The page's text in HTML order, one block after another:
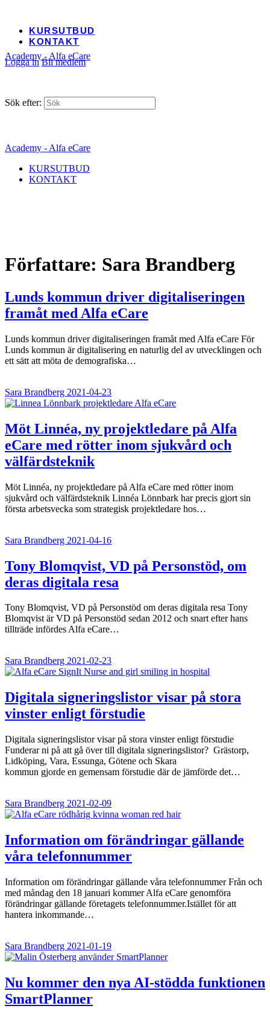
KURSUTBUD
KONTAKT
Logga in Bli medlem
Academy - Alfa eCare
Sök efter:
Academy - Alfa eCare
KURSUTBUD
KONTAKT
Författare: Sara Brandberg
Lunds kommun driver digitaliseringen
framåt med Alfa eCare
Lunds kommun driver digitaliseringen framåt med Alfa eCare För
Lunds kommun är digitalisering en naturlig del av utvecklingen och
ett sätt att möta de demografiska…
Sara Brandberg 2021-04-23
Möt Linnéa, ny projektledare på Alfa
eCare med rötter inom sjukvård och
välfärdsteknik
Möt Linnéa, ny projektledare på Alfa eCare med rötter inom
sjukvård och välfärdsteknik Linnéa Lönnbark har precis gjort sin
första arbetsvecka som strategisk projektledare hos…
Sara Brandberg 2021-04-16
Tony Blomqvist, VD på Personstöd, om
deras digitala resa
Tony Blomqvist, VD på Personstöd om deras digitala resa Tony
Blomqvist är VD på Personstöd sedan 2012 och snart efter hans
tillträde infördes Alfa eCare…
Sara Brandberg 2021-02-23
Digitala signeringslistor visar på stora
vinster enligt förstudie
Digitala signeringslistor visar på stora vinster enligt förstudie
Funderar ni på att gå över till digitala signeringslistor? Grästorp,
Lidköping, Vara, Essunga, Götene och Skara
kommun gjorde en gemensam förstudie där de jämförde det…
Sara Brandberg 2021-02-09
Information om förändringar gällande
våra telefonnummer
Information om förändringar gällande våra telefonnummer Från och
med måndag den 18 januari kommer Alfa eCare genomföra
förändringar gällande företagets telefonnummer.Istället för att
hantera inkommande…
Sara Brandberg 2021-01-19
Nu kommer den nya AI-stödda funktionen
SmartPlanner